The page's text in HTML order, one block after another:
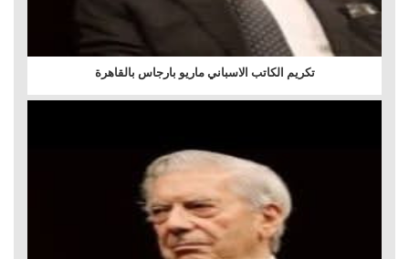
تكريم الكاتب الاسباني ماريو بارجاس بالقاهرة